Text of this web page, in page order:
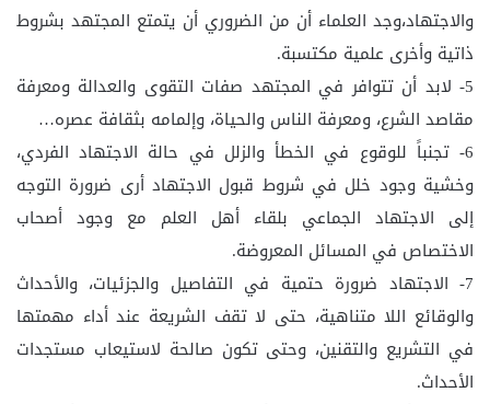
والاجتهاد،وجد العلماء أن من الضروري أن يتمتع المجتهد بشروط
ذاتية وأخرى علمية مكتسبة.
5- لابد أن تتوافر في المجتهد صفات التقوى والعدالة ومعرفة
مقاصد الشرع، ومعرفة الناس والحياة، وإلمامه بثقافة عصره…
6- تجنباً للوقوع في الخطأ والزلل في حالة الاجتهاد الفردي،
وخشية وجود خلل في شروط قبول الاجتهاد أرى ضرورة التوجه
إلى الاجتهاد الجماعي بلقاء أهل العلم مع وجود أصحاب
الاختصاص في المسائل المعروضة.
7- الاجتهاد ضرورة حتمية في التفاصيل والجزئيات، والأحداث
والوقائع اللا متناهية، حتى لا تقف الشريعة عند أداء مهمتها
في التشريع والتقنين، وحتى تكون صالحة لاستيعاب مستجدات
الأحداث.